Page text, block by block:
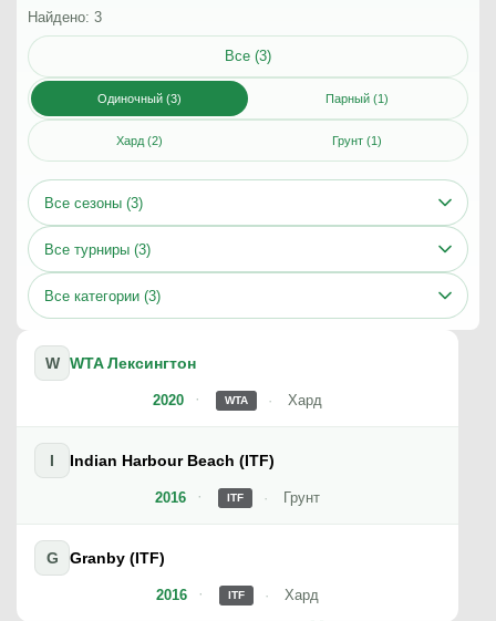
Найдено: 3
Все (3)
Одиночный (3) Парный (1)
Хард (2) Грунт (1)
Все сезоны (3)
Все турниры (3)
Все категории (3)
2020
W WTA Лексингтон
WTA Хард
2016
I Indian Harbour Beach (ITF)
ITF Грунт
2016
G Granby (ITF)
ITF Хард